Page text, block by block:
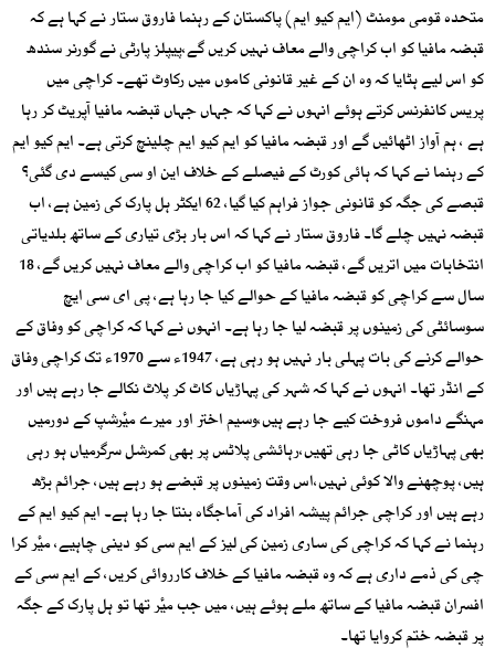
متحدہ قومی مومنٹ (ایم کیو ایم) پاکستان کے رہنما فاروق ستار نے کہا ہے کہ
قبضہ مافیا کو اب کراچی والے معاف نہیں کریں گے،پیپلز پارٹی نے گورنر سندھ
کو اس لیے ہٹایا کہ وہ ان کے غیر قانونی کاموں میں رکاوٹ تھے۔ کراچی میں
پریس کانفرنس کرتے ہوئے انہوں نے کہا کہ جہاں جہاں قبضہ مافیا آپریٹ کر رہا
ہے ، ہم آواز اٹھائیں گے اور قبضہ مافیا کو ایم کیو ایم چلینچ کرتی ہے۔ ایم کیو ایم
کے رہنما نے کہا کہ ہائی کورٹ کے فیصلے کے خلاف این او سی کیسے دی گئی؟
قبصے کی جگہ کو قانونی جواز فراہم کیا گیا، 62 ایکٹر ہل پارک کی زمین ہے، اب
قبضہ نہیں چلے گا۔ فاروق ستار نے کہا کہ اس بار بڑی تیاری کے ساتھ بلدیاتی
انتخابات میں اتریں گے، قبضہ مافیا کو اب کراچی والے معاف نہیں کریں گے، 18
سال سے کراچی کو قبضہ مافیا کے حوالے کیا جا رہا ہے، پی ای سی ایچ
سوسائٹی کی زمینوں پر قبضہ لیا جا رہا ہے۔ انہوں نے کہا کہ کراچی کو وفاق کے
حوالے کرنے کی بات پہلی بار نہیں ہو رہی ہے، 1947ء سے 1970ء تک کراچی وفاق
کے انڈر تھا۔ انہوں نے کہا کہ شہر کی پہاڑیاں کاٹ کر پلاٹ نکالے جا رہے ہیں اور
مہنگے داموں فروخت کیے جا رہے ہیں،وسیم اختر اور میرے میٔرشپ کے دورمیں
بھی پہاڑیاں کاٹی جا رہی تھیں،رہائشی پلاٹس پر بھی کمرشل سرگرمیاں ہو رہی
ہیں، پوچھنے والا کوئی نہیں،اس وقت زمینوں پر قبضے ہو رہے ہیں، جرائم بڑھ
رہے ہیں اور کراچی جرائم پیشہ افراد کی آماجگاہ بنتا جا رہا ہے۔ ایم کیو ایم کے
رہنما نے کہا کہ کراچی کی ساری زمین کی لیز کے ایم سی کو دینی چاہیے، میٔر کرا
چی کی ذمے داری ہے کہ وہ قبضہ مافیا کے خلاف کارروائی کریں، کے ایم سی کے
افسران قبضہ مافیا کے ساتھ ملے ہوئے ہیں، میں جب میٔر تھا تو ہل پارک کے جگہ
پر قبضہ ختم کروایا تھا۔